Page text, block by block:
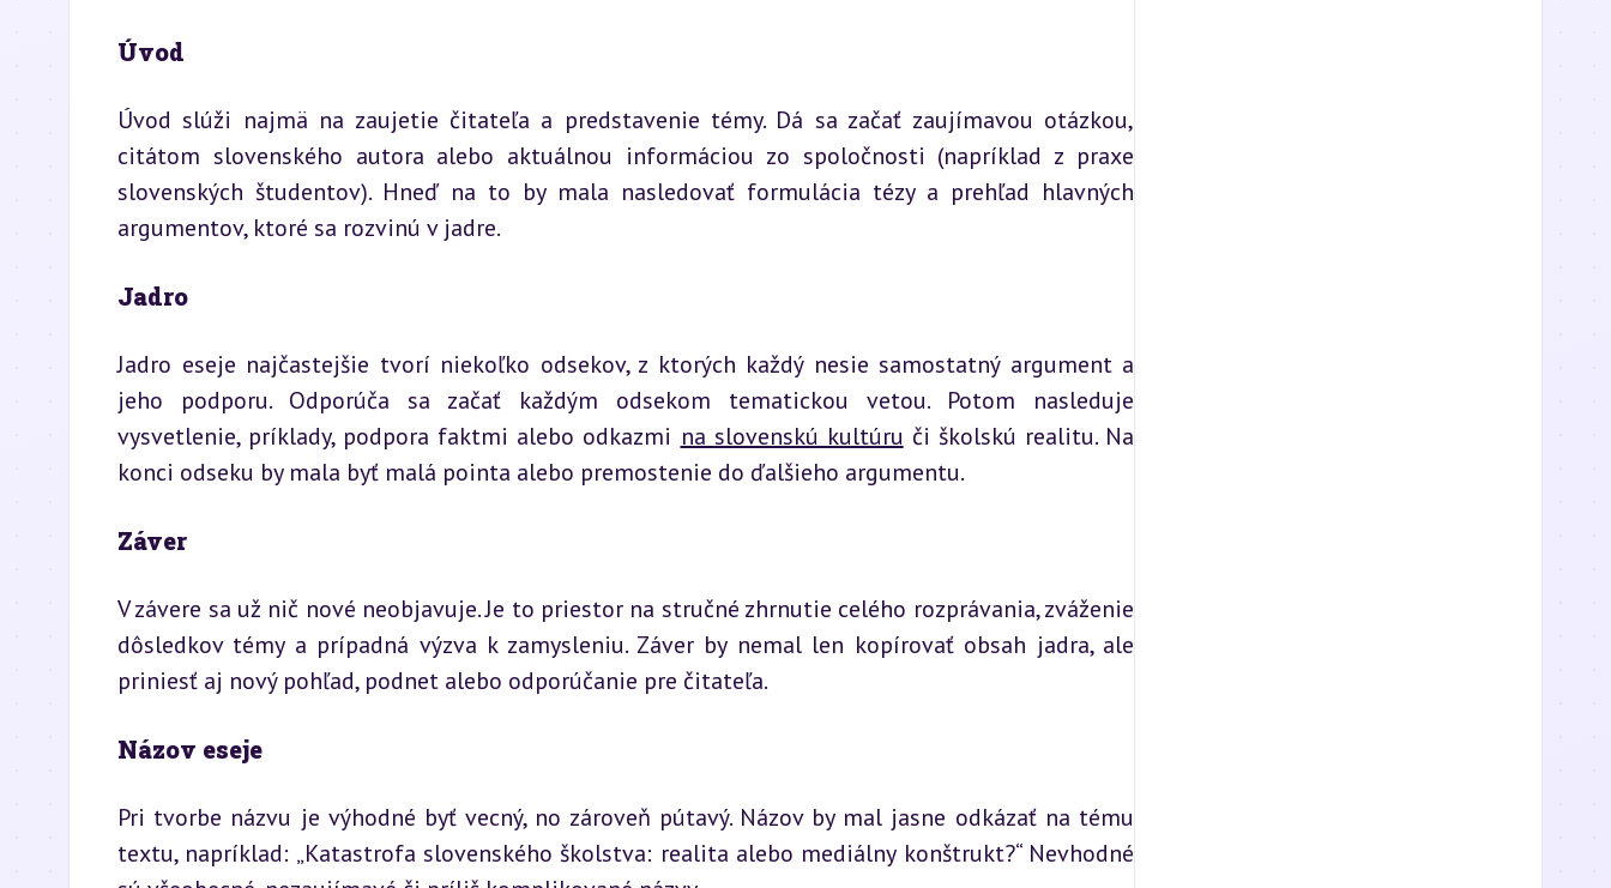
Úvod
Úvod slúži najmä na zaujetie čitateľa a predstavenie témy. Dá sa začať zaujímavou otázkou,
citátom slovenského autora alebo aktuálnou informáciou zo spoločnosti (napríklad z praxe
slovenských študentov). Hneď na to by mala nasledovať formulácia tézy a prehľad hlavných
argumentov, ktoré sa rozvinú v jadre.
Jadro
Jadro eseje najčastejšie tvorí niekoľko odsekov, z ktorých každý nesie samostatný argument a
jeho podporu. Odporúča sa začať každým odsekom tematickou vetou. Potom nasleduje
vysvetlenie, príklady, podpora faktmi alebo odkazmi na slovenskú kultúru či školskú realitu. Na
konci odseku by mala byť malá pointa alebo premostenie do ďalšieho argumentu.
Záver
V závere sa už nič nové neobjavuje. Je to priestor na stručné zhrnutie celého rozprávania, zváženie
dôsledkov témy a prípadná výzva k zamysleniu. Záver by nemal len kopírovať obsah jadra, ale
priniesť aj nový pohľad, podnet alebo odporúčanie pre čitateľa.
Názov eseje
Pri tvorbe názvu je výhodné byť vecný, no zároveň pútavý. Názov by mal jasne odkázať na tému
textu, napríklad: „Katastrofa slovenského školstva: realita alebo mediálny konštrukt?“ Nevhodné